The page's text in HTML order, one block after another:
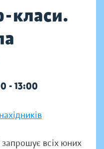
класи.
- 13:00
всіх юних